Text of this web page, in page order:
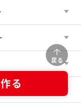
戻る
る